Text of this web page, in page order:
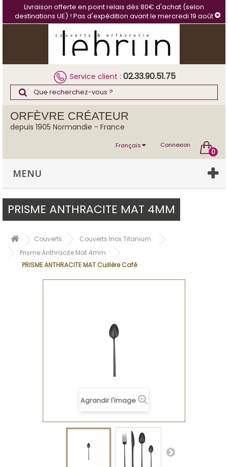
Livraison offerte en point relais dès 80€ d'achat (selon
destinations UE) ! Pas d'expédition avant le mercredi 19 août
Service client : 02.33.90.51.75
ORFÈVRE CRÉATEUR
depuis 1905 Normandie - France
0
Connexion
Français
MENU
PRISME ANTHRACITE MAT 4MM
Couverts
Couverts Inox Titanium
Prisme Anthracite Mat 4mm
PRISME ANTHRACITE MAT Cuillère Café
Agrandir l'image
Panneau de gestion des cookies